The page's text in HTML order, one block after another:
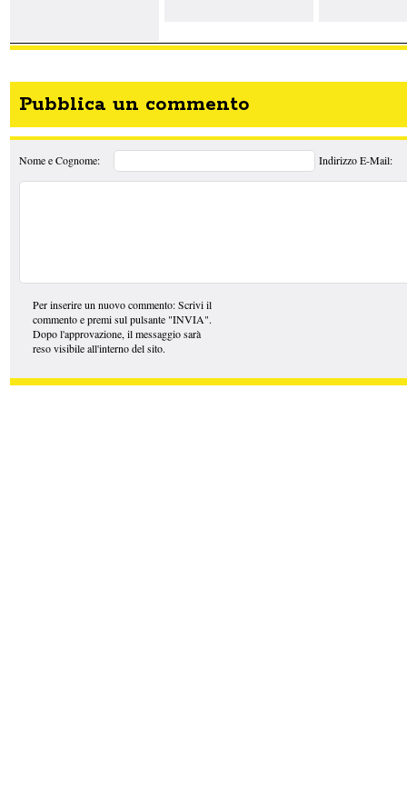
Pubblica un commento
Nome e Cognome: Indirizzo E-Mail:
Per inserire un nuovo commento: Scrivi il
commento e premi sul pulsante "INVIA".
Dopo l'approvazione, il messaggio sarà
reso visibile all'interno del sito.